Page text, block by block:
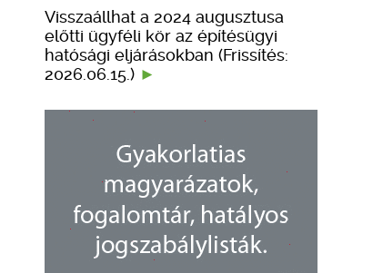
Visszaállhat a 2024 augusztusa
előtti ügyféli kör az építésügyi
hatósági eljárásokban (Frissítés:
2026.06.15.)